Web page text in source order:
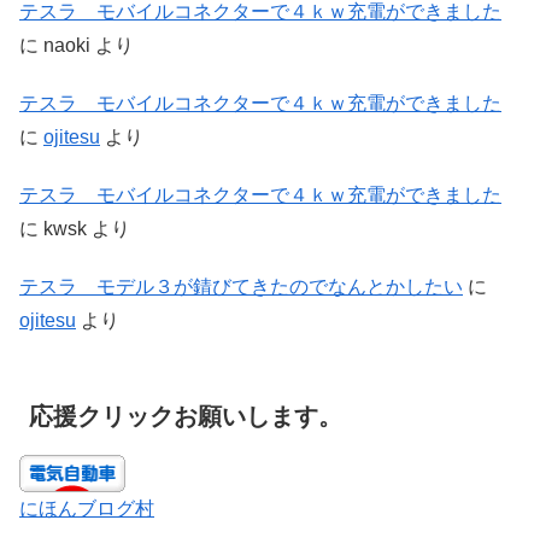
テスラ モバイルコネクターで４ｋｗ充電ができました
に naoki より
テスラ モバイルコネクターで４ｋｗ充電ができました
に ojitesu より
テスラ モバイルコネクターで４ｋｗ充電ができました
に kwsk より
テスラ モデル３が錆びてきたのでなんとかしたい に
ojitesu より
応援クリックお願いします。
にほんブログ村